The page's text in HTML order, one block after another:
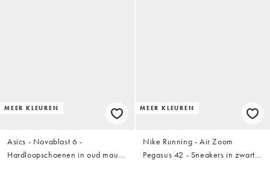
MEER KLEUREN
Asics - Novablast 6 -
Hardloopschoenen in oud mauve
MEER KLEUREN
Nike Running - Air Zoom
Pegasus 42 - Sneakers in zwart